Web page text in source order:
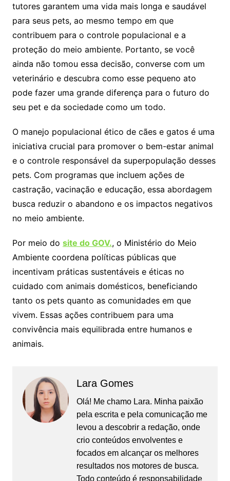
tutores garantem uma vida mais longa e saudável
para seus pets, ao mesmo tempo em que
contribuem para o controle populacional e a
proteção do meio ambiente. Portanto, se você
ainda não tomou essa decisão, converse com um
veterinário e descubra como esse pequeno ato
pode fazer uma grande diferença para o futuro do
seu pet e da sociedade como um todo.
O manejo populacional ético de cães e gatos é uma
iniciativa crucial para promover o bem-estar animal
e o controle responsável da superpopulação desses
pets. Com programas que incluem ações de
castração, vacinação e educação, essa abordagem
busca reduzir o abandono e os impactos negativos
no meio ambiente.
Por meio do site do GOV., o Ministério do Meio
Ambiente coordena políticas públicas que
incentivam práticas sustentáveis e éticas no
cuidado com animais domésticos, beneficiando
tanto os pets quanto as comunidades em que
vivem. Essas ações contribuem para uma
convivência mais equilibrada entre humanos e
animais.
Lara Gomes
Olá! Me chamo Lara. Minha paixão
pela escrita e pela comunicação me
levou a descobrir a redação, onde
crio conteúdos envolventes e
focados em alcançar os melhores
resultados nos motores de busca.
Todo conteúdo é responsabilidade